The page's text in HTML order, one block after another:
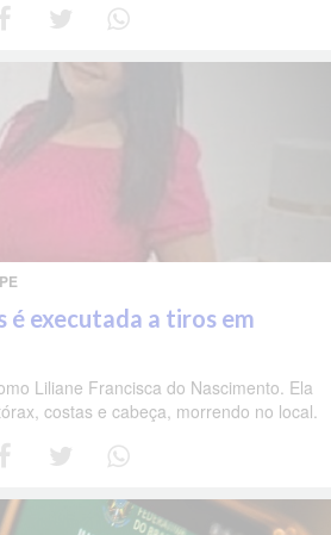
é executada a tiros em
Liliane Francisca do Nascimento. Ela
costas e cabeça, morrendo no local.